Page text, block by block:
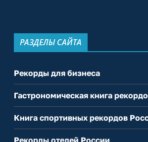
РАЗДЕЛЫ САЙТА
Рекорды для бизнеса
Гастрономическая книга
Книга спортивных рекордов